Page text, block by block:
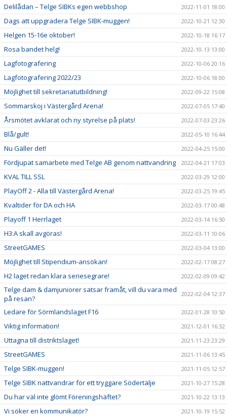
Delilådan – Telge SIBKs egen webbshop 2022-11-01 18:00
Dags att uppgradera Telge SIBK-muggen! 2022-10-21 12:30
Helgen 15-16e oktober! 2022-10-18 16:17
Rosa bandet helg! 2022-10-13 13:00
Lagfotografering 2022-10-06 20:16
Lagfotografering 2022/23 2022-10-06 18:00
Möjlighet till sekretariatutbildning! 2022-09-22 15:08
Sommarskoj i Västergård Arena! 2022-07-05 17:40
Årsmötet avklarat och ny styrelse på plats! 2022-07-03 23:26
Blå/gult! 2022-05-10 16:44
Nu Gäller det! 2022-04-25 15:00
Fördjupat samarbete med Telge AB genom nattvandring 2022-04-21 17:03
KVAL TILL SSL 2022-03-29 12:00
PlayOff 2 - Alla till Västergård Arena! 2022-03-25 19:45
Kvaltider för DA och HA 2022-03-17 00:48
Playoff 1 Herrlaget 2022-03-14 16:50
H3:A skall avgöras! 2022-03-11 10:06
StreetGAMES 2022-03-04 13:00
Möjlighet till Stipendium-ansökan! 2022-02-17 08:27
H2 laget redan klara seriesegrare! 2022-02-09 09:42
Telge dam & damjuniorer satsar framåt, vill du vara med
på resan?
2022-02-04 12:37
Ledare för Sörmlandslaget F16 2022-01-28 10:50
Viktig information! 2021-12-01 16:32
Uttagna till distriktslaget! 2021-11-23 23:29
StreetGAMES 2021-11-06 13:45
Telge SIBK-muggen! 2021-11-05 12:57
Telge SIBK nattvandrar för ett tryggare Södertälje 2021-10-27 15:28
Du har väl inte glömt Föreningshäftet? 2021-10-22 13:13
Vi söker en kommunikatör? 2021-10-19 15:52